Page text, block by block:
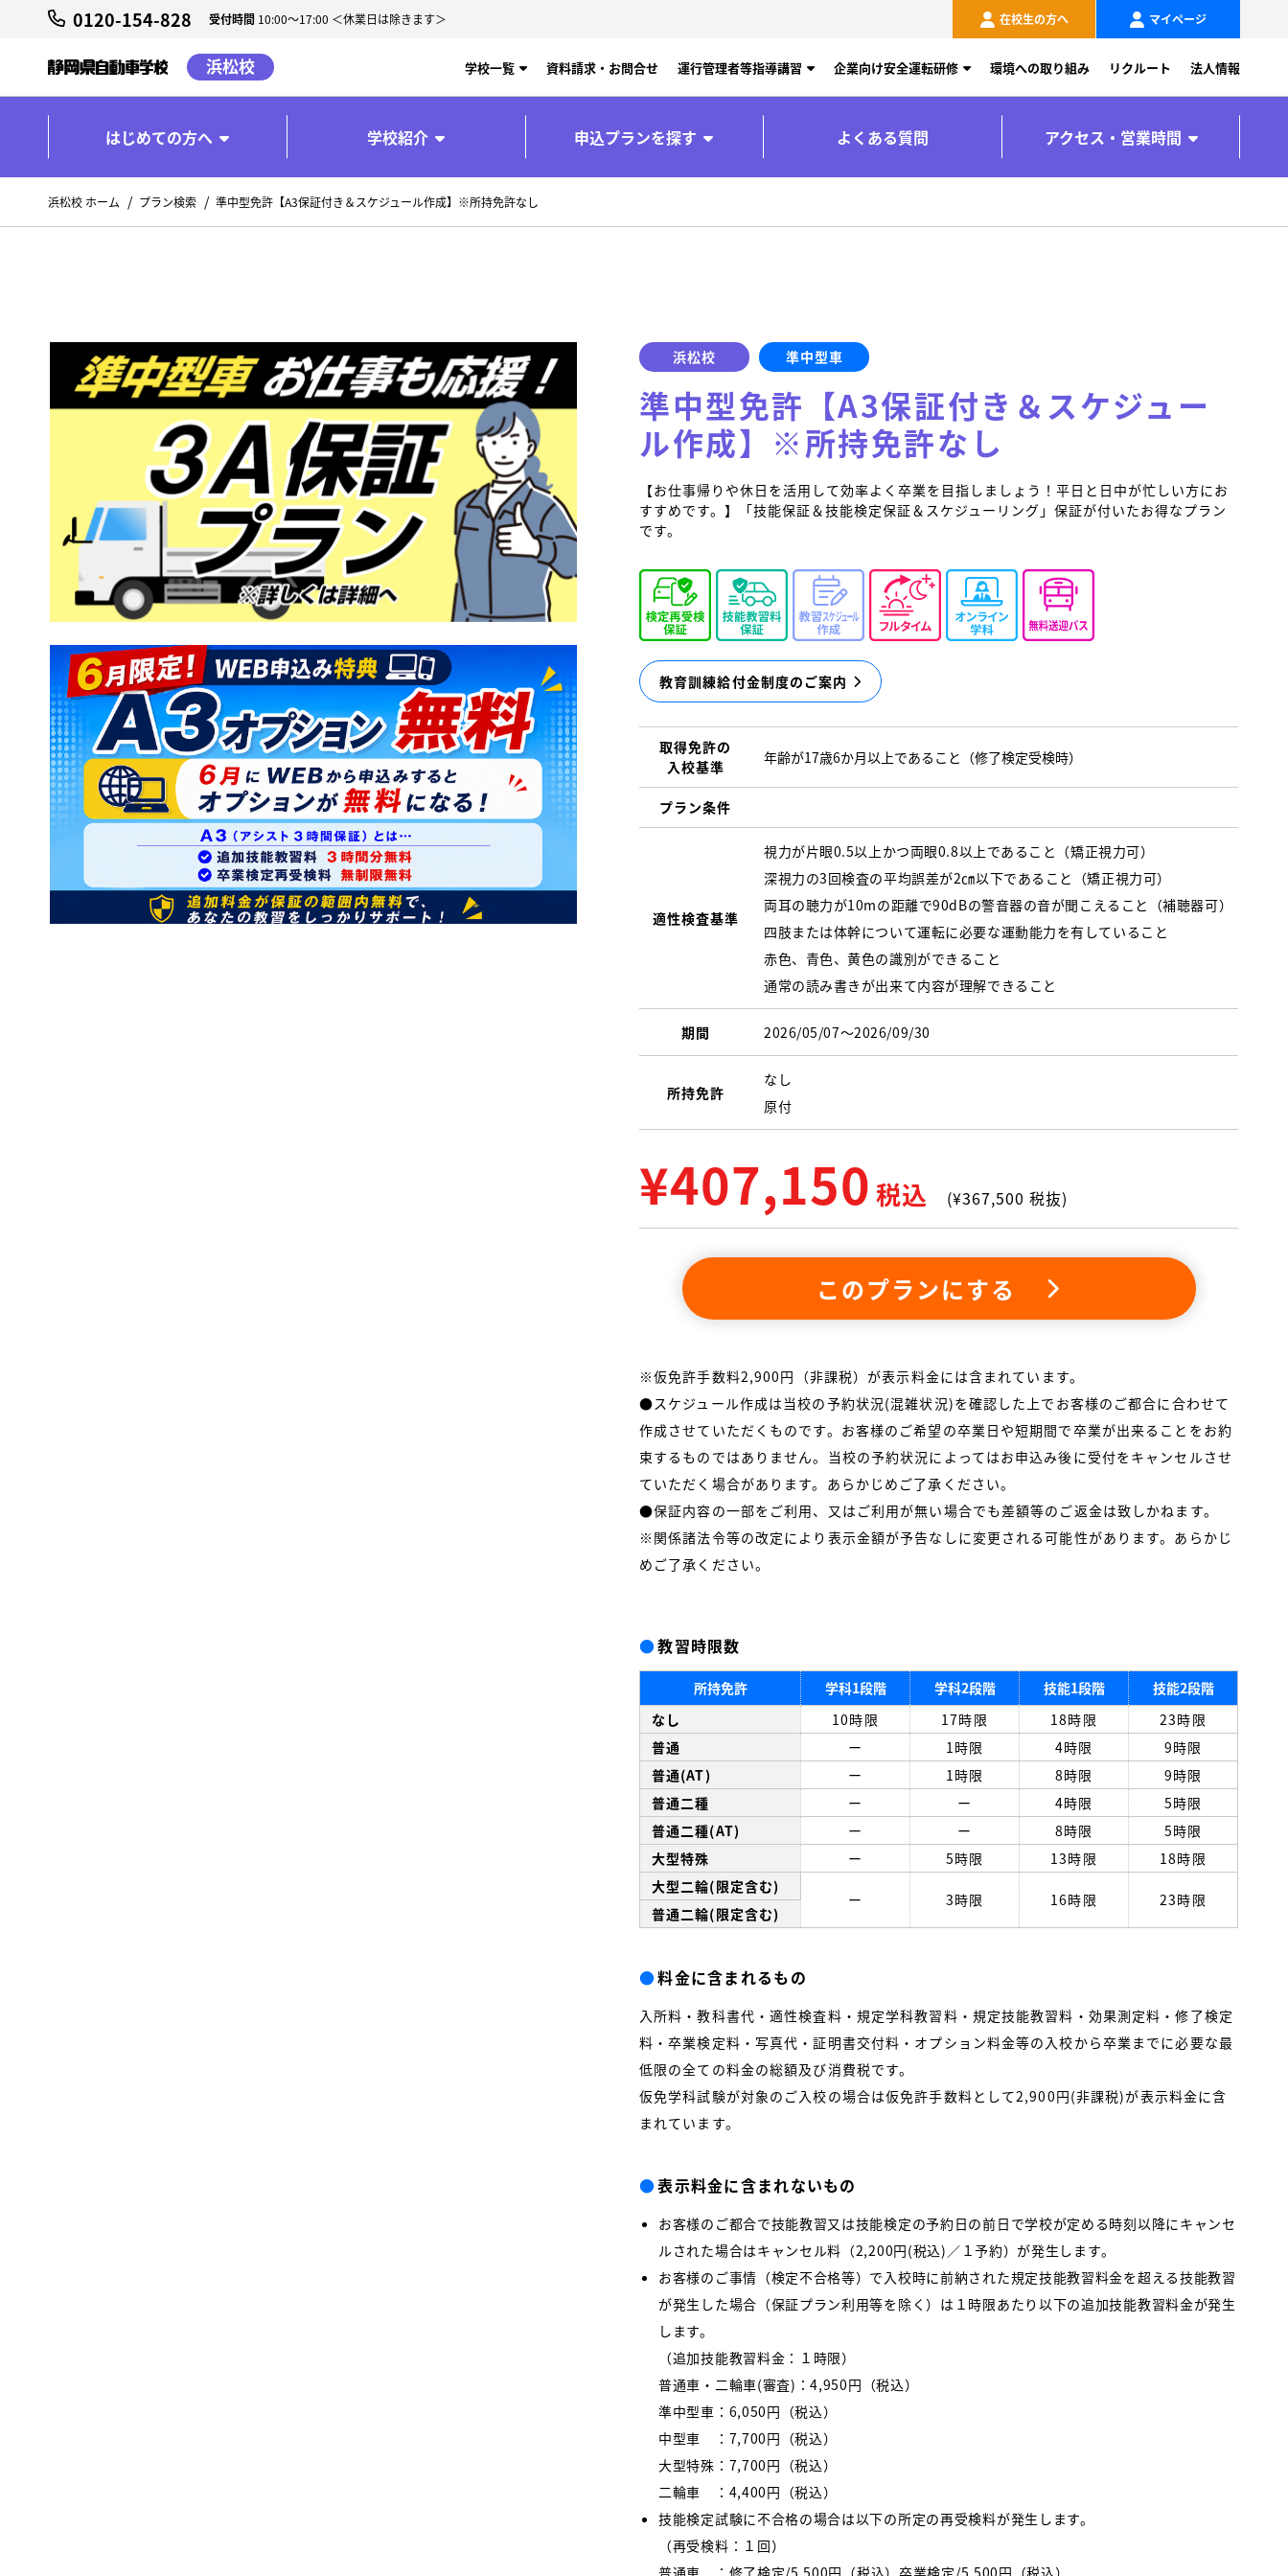
0120-154-828 受付時間 10:00～17:00 ＜休業日は除きます＞ 在校生の方へ マイページ
浜松校 学校一覧 資料請求・お問合せ 運行管理者等指導講習 企業向け安全運転研修 環境への取り組み リクルート 法人情報
はじめての方へ 学校紹介 申込プランを探す よくある質問 アクセス・営業時間
浜松校 ホーム プラン検索 準中型免許【A3保証付き＆スケジュール作成】※所持免許なし
浜松校 準中型車
準中型免許【A3保証付き＆スケジュー
ル作成】※所持免許なし
【お仕事帰りや休日を活用して効率よく卒業を目指しましょう！平日と日中が忙しい方にお
すすめです。】「技能保証＆技能検定保証＆スケジューリング」保証が付いたお得なプラン
です。
教育訓練給付金制度のご案内
取得免許の
入校基準
年齢が17歳6か月以上であること（修了検定受検時）
プラン条件
適性検査基準
視力が片眼0.5以上かつ両眼0.8以上であること （矯正視力可）
深視力の3回検査の平均誤差が2㎝以下であること（矯正視力可）
両耳の聴力が10mの距離で90dBの警音器の音が聞こえること（補聴器可）
四肢または体幹について運転に必要な運動能力を有していること
赤色、青色、黄色の識別ができること
通常の読み書きが出来て内容が理解できること
期間 2026/05/07〜2026/09/30
所持免許
なし
原付
¥407,150 税込 (¥367,500 税抜)
このプランにする
※仮免許手数料2,900円（非課税）が表示料金には含まれています。
●スケジュール作成は当校の予約状況(混雑状況)を確認した上でお客様のご都合に合わせて
作成させていただくものです。お客様のご希望の卒業日や短期間で卒業が出来ることをお約
束するものではありません。当校の予約状況によってはお申込み後に受付をキャンセルさせ
ていただく場合があります。あらかじめご了承ください。
●保証内容の一部をご利用、又はご利用が無い場合でも差額等のご返金は致しかねます。
※関係諸法令等の改定により表示金額が予告なしに変更される可能性があります。あらかじ
めご了承ください。
●教習時限数
所持免許 学科1段階 学科2段階 技能1段階
技能2段階
なし
10時限 17時限 18時限
23時限
普通
ー 1時限 4時限
9時限
普通(AT)
ー 1時限 8時限
9時限
普通二種
ー ー 4時限
5時限
普通二種(AT)
ー ー 8時限
5時限
大型特殊
ー 5時限 13時限
18時限
大型二輪(限定含む)
ー 3時限 16時限 23時限
普通二輪(限定含む)
●料金に含まれるもの
入所料・教科書代・適性検査料・規定学科教習料・規定技能教習料・効果測定料・修了検定
料・卒業検定料・写真代・証明書交付料・オプション料金等の入校から卒業までに必要な最
低限の全ての料金の総額及び消費税です。
仮免学科試験が対象のご入校の場合は仮免許手数料として2,900円(非課税)が表示料金に含
まれています。
●表示料金に含まれないもの
お客様のご都合で技能教習又は技能検定の予約日の前日で学校が定める時刻以降にキャンセ
ルされた場合はキャンセル料（2,200円(税込)／１予約）が発生します。
お客様のご事情（検定不合格等）で入校時に前納された規定技能教習料金を超える技能教習
が発生した場合（保証プラン利用等を除く）は１時限あたり以下の追加技能教習料金が発生
します。
（追加技能教習料金：１時限）
普通車・二輪車(審査)：4,950円（税込）
準中型車：6,050円（税込）
中型車 ：7,700円（税込）
大型特殊：7,700円（税込）
二輪車 ：4,400円（税込）
技能検定試験に不合格の場合は以下の所定の再受検料が発生します。
（再受検料：１回）
普通車 ：修了検定/5,500円（税込）卒業検定/5,500円（税込）